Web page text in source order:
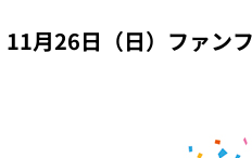
11月26日（日）ファン